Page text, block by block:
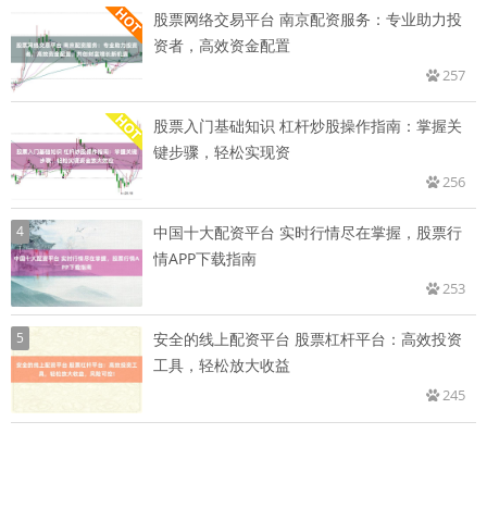
股票网络交易平台 南京配资服务：专业助力投
资者，高效资金配置
257
股票入门基础知识 杠杆炒股操作指南：掌握关
键步骤，轻松实现资
256
4
中国十大配资平台 实时行情尽在掌握，股票行
情APP下载指南
253
5
安全的线上配资平台 股票杠杆平台：高效投资
工具，轻松放大收益
245